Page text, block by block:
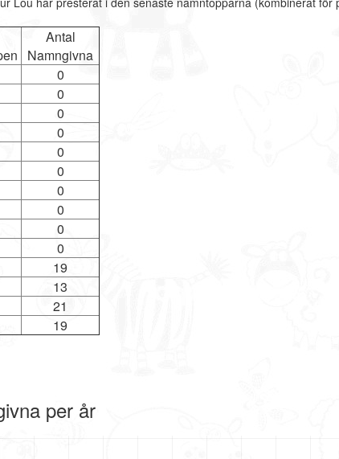
Antal
Namngivna
0
0
0
0
0
0
0
0
0
0
19
13
21
19
per år